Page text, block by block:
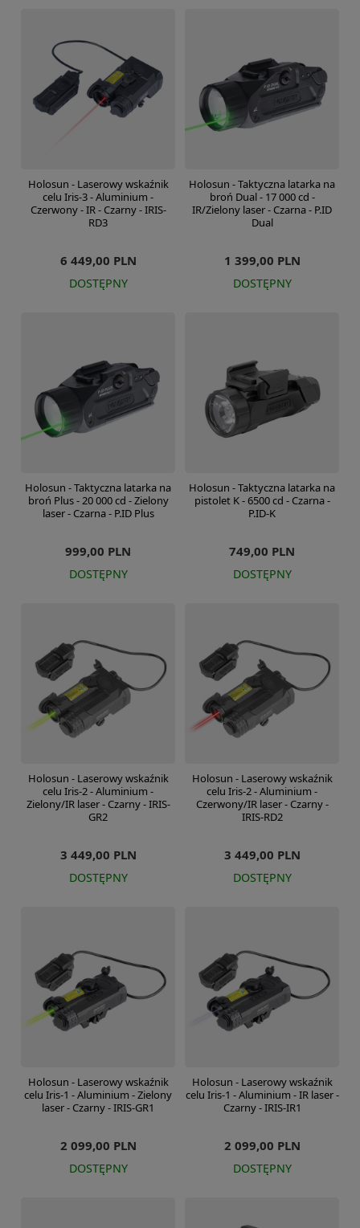
Holosun - Laserowy wskaźnik
celu Iris-3 - Aluminium -
Czerwony - IR - Czarny - IRIS-
RD3
6 449,00 PLN
DOSTĘPNY
Holosun - Taktyczna latarka na
broń Dual - 17 000 cd -
IR/Zielony laser - Czarna - P.ID
Dual
1 399,00 PLN
DOSTĘPNY
Holosun - Taktyczna latarka na
broń Plus - 20 000 cd - Zielony
laser - Czarna - P.ID Plus
999,00 PLN
DOSTĘPNY
Holosun - Taktyczna latarka na
pistolet K - 6500 cd - Czarna -
P.ID-K
749,00 PLN
DOSTĘPNY
Holosun - Laserowy wskaźnik
celu Iris-2 - Aluminium -
Zielony/IR laser - Czarny - IRIS-
GR2
3 449,00 PLN
DOSTĘPNY
Holosun - Laserowy wskaźnik
celu Iris-2 - Aluminium -
Czerwony/IR laser - Czarny -
IRIS-RD2
3 449,00 PLN
DOSTĘPNY
Holosun - Laserowy wskaźnik
celu Iris-1 - Aluminium - Zielony
laser - Czarny - IRIS-GR1
2 099,00 PLN
DOSTĘPNY
Holosun - Laserowy wskaźnik
celu Iris-1 - Aluminium - IR laser -
Czarny - IRIS-IR1
2 099,00 PLN
DOSTĘPNY